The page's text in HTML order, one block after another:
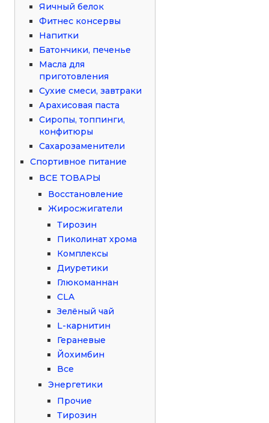
Яичный белок
Фитнес консервы
Напитки
Батончики, печенье
Масла для
приготовления
Сухие смеси, завтраки
Арахисовая паста
Сиропы, топпинги,
конфитюры
Сахарозаменители
Спортивное питание
ВСЕ ТОВАРЫ
Восстановление
Жиросжигатели
Тирозин
Пиколинат хрома
Комплексы
Диуретики
Глюкоманнан
CLA
Зелёный чай
L-карнитин
Гераневые
Йохимбин
Все
Энергетики
Прочие
Тирозин